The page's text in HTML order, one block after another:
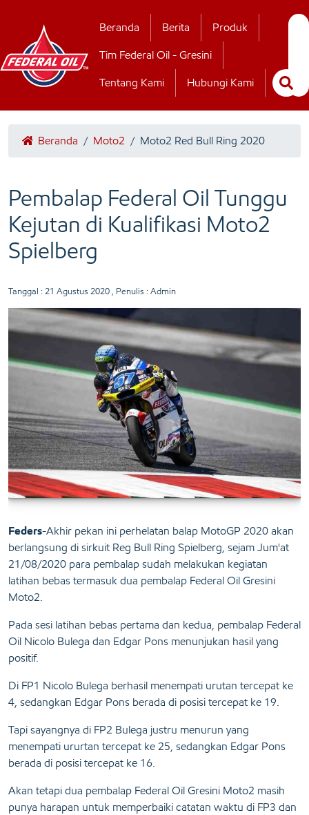
Hubungi Kamii
Beranda Berita Produk
Tim Federal Oil - Gresini
Tentang Kami Hubungi Kami
Beranda / Moto2 / Moto2 Red Bull Ring 2020
Pembalap Federal Oil Tunggu
Kejutan di Kualifikasi Moto2
Spielberg
Tanggal : 21 Agustus 2020 , Penulis : Admin
Feders-Akhir pekan ini perhelatan balap MotoGP 2020 akan
berlangsung di sirkuit Reg Bull Ring Spielberg, sejam Jum'at
21/08/2020 para pembalap sudah melakukan kegiatan
latihan bebas termasuk dua pembalap Federal Oil Gresini
Moto2.
Pada sesi latihan bebas pertama dan kedua, pembalap Federal
Oil Nicolo Bulega dan Edgar Pons menunjukan hasil yang
positif.
Di FP1 Nicolo Bulega berhasil menempati urutan tercepat ke
4, sedangkan Edgar Pons berada di posisi tercepat ke 19.
Tapi sayangnya di FP2 Bulega justru menurun yang
menempati ururtan tercepat ke 25, sedangkan Edgar Pons
berada di posisi tercepat ke 16.
Akan tetapi dua pembalap Federal Oil Gresini Moto2 masih
punya harapan untuk memperbaiki catatan waktu di FP3 dan